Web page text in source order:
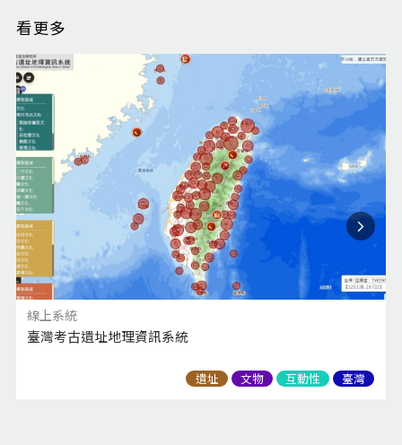
看更多
線上系統
臺灣考古遺址地理資訊系統
遺址 文物 互動性 臺灣